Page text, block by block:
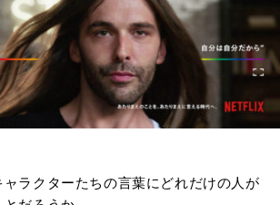
ラクターたちの言葉にどれだけの人が